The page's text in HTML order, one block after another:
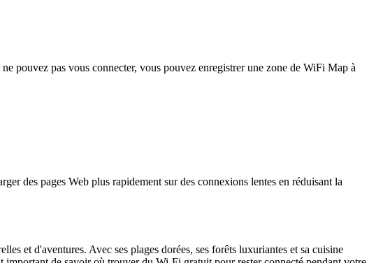
pouvez pas vous connecter, vous pouvez enregistrer une zone de WiFi Map à
des pages Web plus rapidement sur des connexions lentes en réduisant la
et d'aventures. Avec ses plages dorées, ses forêts luxuriantes et sa cuisine